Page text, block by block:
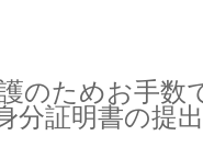
のためお手数
分証明書の提